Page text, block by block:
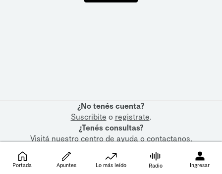
¿No tenés cuenta?
Suscribite o registrate.
¿Tenés consultas?
Visitá nuestrocentro de ayudaocontactanos.
Portada Apuntes Lo más leído Radio Ingresar